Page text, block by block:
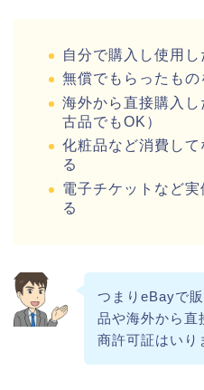
自分で購入し使用
無償でもらったもの
海外から直接購入
古品でもOK）
化粧品など消費し
る
電子チケットなど
る
つまりeBayで
品や海外から直
商許可証はいり